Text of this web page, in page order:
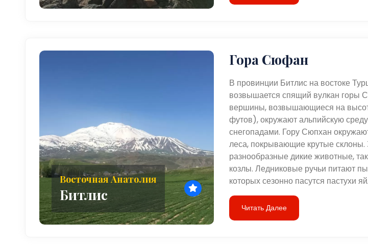
Восточная Анатолия
Битлис
Гора Сюфан
В провинции Битлис на востоке
возвышается спящий вулкан горы
вершины, возвышающиеся на
футов), окружают альпийскую
снегопадами. Гору Сюпхан
леса, покрывающие крутые склоны.
разнообразные дикие животные,
козлы. Ледниковые ручьи питают
которых сезонно пасутся пастухи
Читать Далее